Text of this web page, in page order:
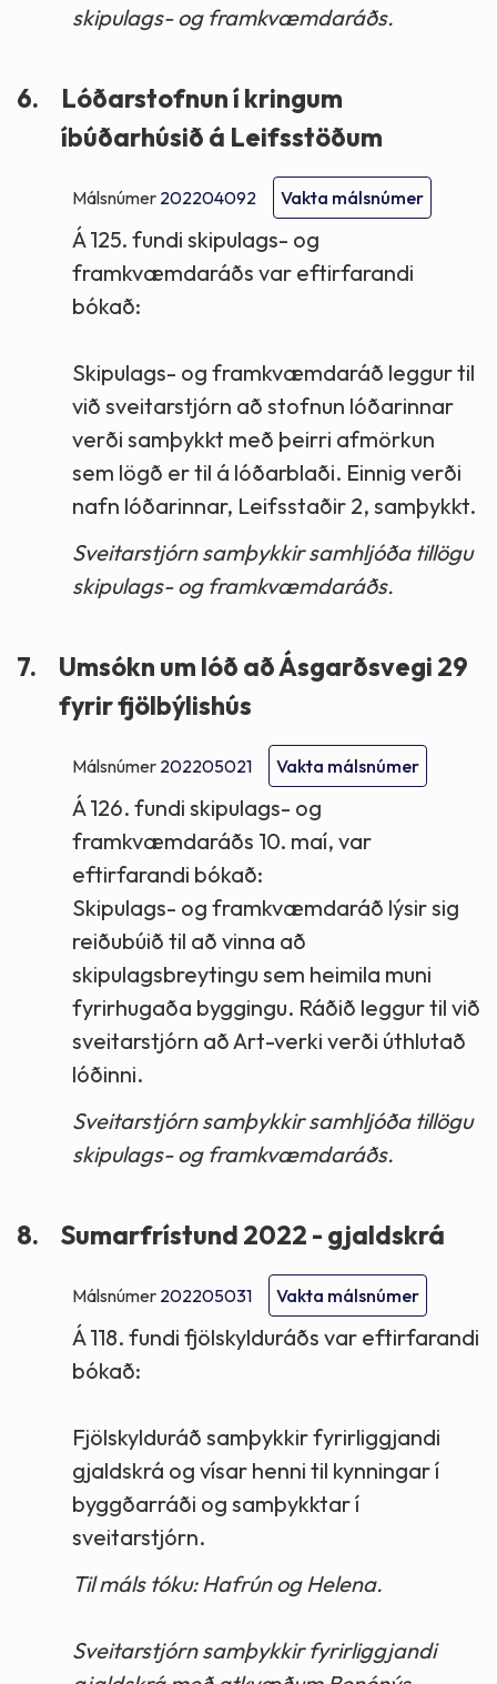
skipulags- og framkvæmdaráðs.
6.
Lóðarstofnun í kringum
íbúðarhúsið á Leifsstöðum
Málsnúmer 202204092 Vakta málsnúmer
Á 125. fundi skipulags- og
framkvæmdaráðs var eftirfarandi
bókað:
Skipulags- og framkvæmdaráð leggur til
við sveitarstjórn að stofnun lóðarinnar
verði samþykkt með þeirri afmörkun
sem lögð er til á lóðarblaði. Einnig verði
nafn lóðarinnar, Leifsstaðir 2, samþykkt.
Sveitarstjórn samþykkir samhljóða tillögu
skipulags- og framkvæmdaráðs.
7.
Umsókn um lóð að Ásgarðsvegi 29
fyrir fjölbýlishús
Málsnúmer 202205021 Vakta málsnúmer
Á 126. fundi skipulags- og
framkvæmdaráðs 10. maí, var
eftirfarandi bókað:
Skipulags- og framkvæmdaráð lýsir sig
reiðubúið til að vinna að
skipulagsbreytingu sem heimila muni
fyrirhugaða byggingu. Ráðið leggur til við
sveitarstjórn að Art-verki verði úthlutað
lóðinni.
Sveitarstjórn samþykkir samhljóða tillögu
skipulags- og framkvæmdaráðs.
8. Sumarfrístund 2022 - gjaldskrá
Málsnúmer 202205031 Vakta málsnúmer
Á 118. fundi fjölskylduráðs var eftirfarandi
bókað:
Fjölskylduráð samþykkir fyrirliggjandi
gjaldskrá og vísar henni til kynningar í
byggðarráði og samþykktar í
sveitarstjórn.
Til máls tóku: Hafrún og Helena.
Sveitarstjórn samþykkir fyrirliggjandi